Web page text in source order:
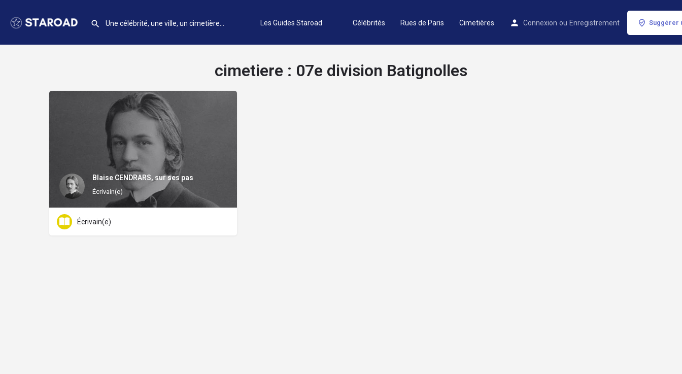
Les Guides Staroad Célébrités Rues de Paris Cimetières Connexion ou Enregistrement Suggérer
cimetiere : 07e division Batignolles
Blaise CENDRARS, sur ses pas
Écrivain(e)
Écrivain(e)